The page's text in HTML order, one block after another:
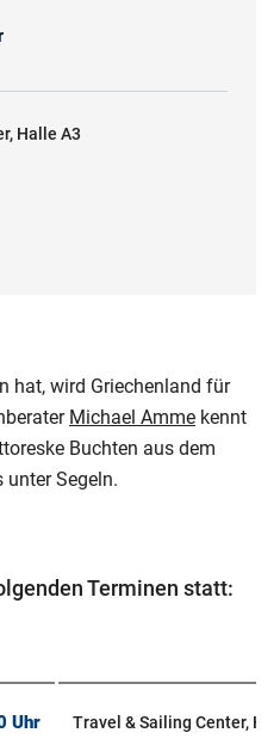
Halle A3
hat, wird Griechenland für
Michael Amme kennt
Buchten aus dem
Segeln.
Terminen statt:
Uhr Travel & Sailing Center,